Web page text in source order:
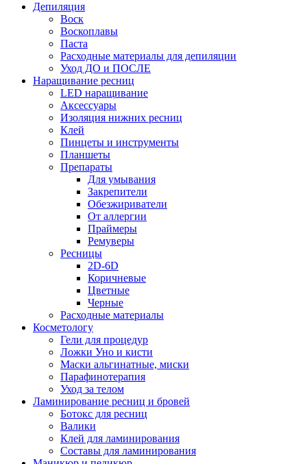
Депиляция
Воск
Воскоплавы
Паста
Расходные материалы для депиляции
Уход ДО и ПОСЛЕ
Наращивание ресниц
LED наращивание
Аксессуары
Изоляция нижних ресниц
Клей
Пинцеты и инструменты
Планшеты
Препараты
Для умывания
Закрепители
Обезжириватели
От аллергии
Праймеры
Ремуверы
Ресницы
2D-6D
Коричневые
Цветные
Черные
Расходные материалы
Косметологу
Гели для процедур
Ложки Уно и кисти
Маски альгинатные, миски
Парафинотерапия
Уход за телом
Ламинирование ресниц и бровей
Ботокс для ресниц
Валики
Клей для ламинирования
Составы для ламинирования